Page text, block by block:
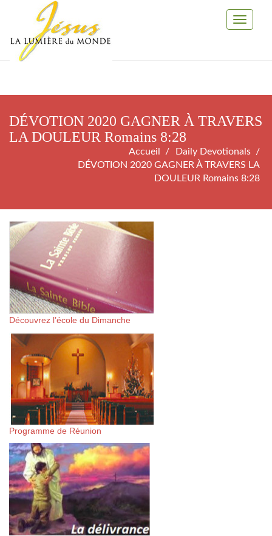
Toggle
DÉVOTION 2020 GAGNER À TRAVERS
LA DOULEUR Romains 8:28
Accueil
Daily Devotionals
DÉVOTION 2020 GAGNER À TRAVERS LA
DOULEUR Romains 8:28
Découvrez l’école du Dimanche
Programme de Réunion